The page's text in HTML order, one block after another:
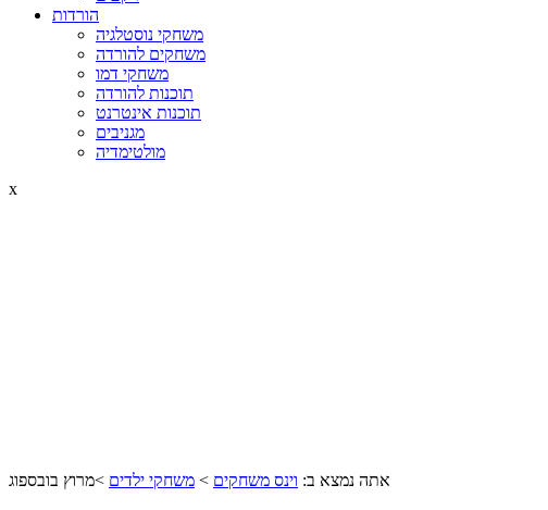
הורדות
משחקי נוסטלגיה
משחקים להורדה
משחקי דמו
תוכנות להורדה
תוכנות אינטרנט
מגניבים
מולטימדיה
x
אתה נמצא ב: וינס משחקים > משחקי ילדים >מרוץ בובספוג